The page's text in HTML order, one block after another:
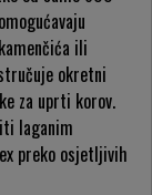
ili
okretni
za uprti korov.
laganim
preko osjetljivih